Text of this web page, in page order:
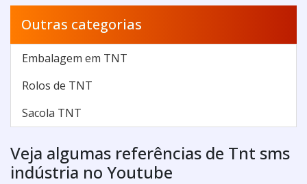
Outras categorias
Embalagem em TNT
Rolos de TNT
Sacola TNT
Veja algumas referências de Tnt sms
indústria no Youtube